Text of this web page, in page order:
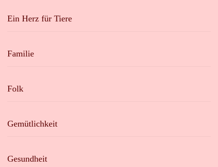
Ein Herz für Tiere
Familie
Folk
Gemütlichkeit
Gesundheit